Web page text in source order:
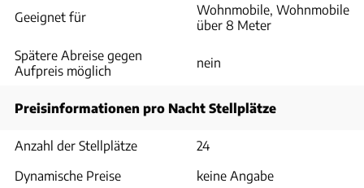
Geeignet für
Wohnmobile, Wohnmobile
über 8 Meter
Spätere Abreise gegen
Aufpreis möglich
nein
Preisinformationen pro Nacht Stellplätze
Anzahl der Stellplätze
24
Dynamische Preise
keine Angabe